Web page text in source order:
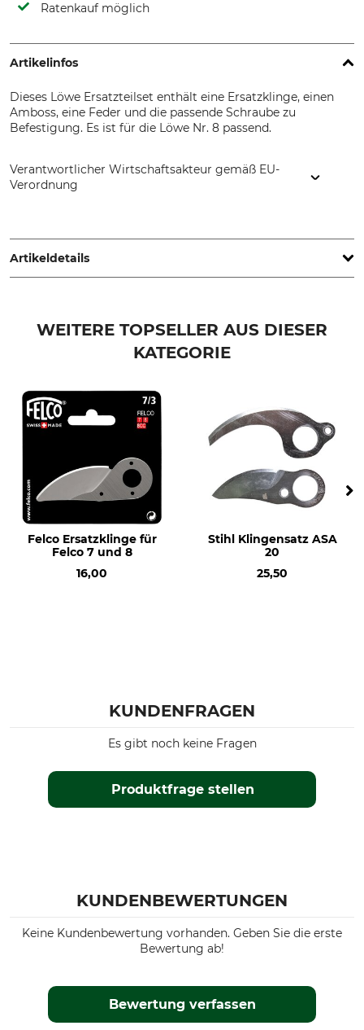
Ratenkauf möglich
Artikelinfos
Dieses Löwe Ersatzteilset enthält eine Ersatzklinge, einen
Amboss, eine Feder und die passende Schraube zu
Befestigung. Es ist für die Löwe Nr. 8 passend.
Verantwortlicher Wirtschaftsakteur gemäß EU-
Verordnung
Germany, www.original-loewe.de
Artikeldetails
Herstellung
WEITERE TOPSELLER AUS DIESER
KATEGORIE
Felco Ersatzklinge für
Felco 7 und 8
16,00
Stihl Klingensatz ASA
20
25,50
KUNDENFRAGEN
Produktfrage stellen
Es gibt noch keine Fragen
KUNDENBEWERTUNGEN
Keine Kundenbewertung vorhanden. Geben Sie die erste
Bewertung ab!
Bewertung verfassen